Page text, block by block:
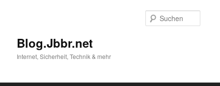
Blog.Jbbr.net
Internet, Sicherheit, Technik & mehr